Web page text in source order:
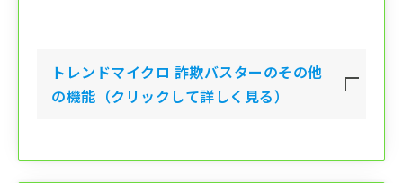
トレンドマイクロ 詐欺バスターのその他
の機能（クリックして詳しく見る）